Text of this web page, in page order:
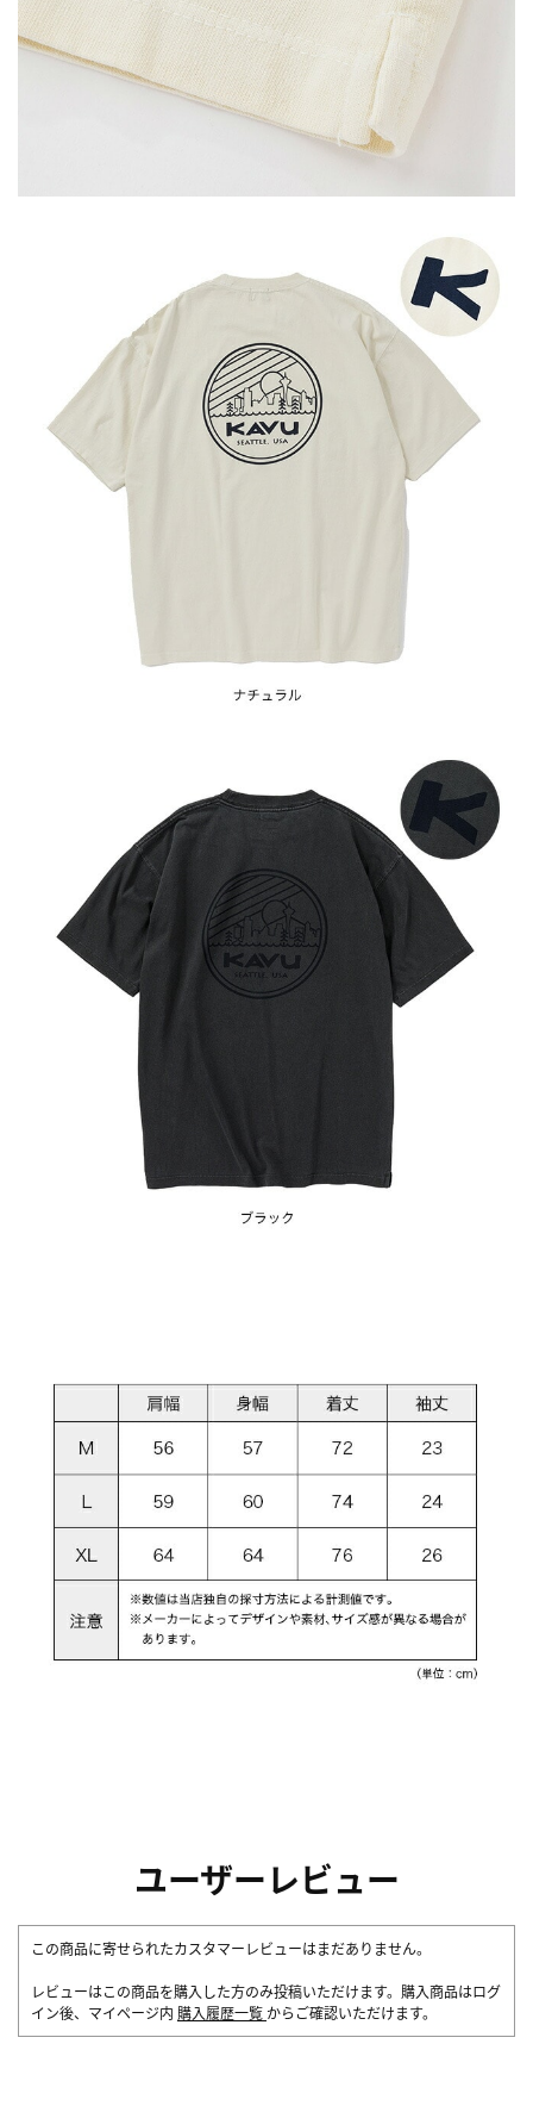
ユーザーレビュー
この商品に寄せられたカスタマーレビューはまだありません。
レビューはこの商品を購入した方のみ投稿いただけます。購入商品はログ
イン後、マイページ内 購入履歴一覧 からご確認いただけます。